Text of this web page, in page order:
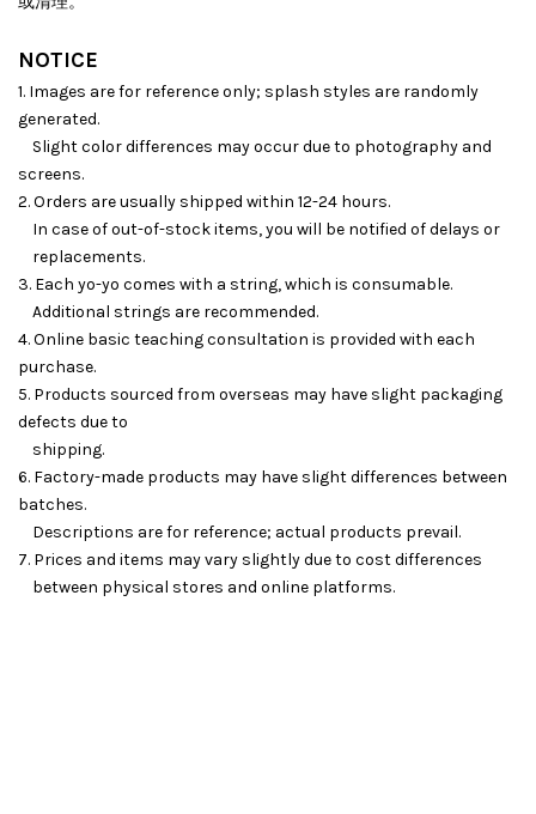
NOTICE
1. Images are for reference only; splash styles are randomly
generated.
Slight color differences may occur due to photography and
screens.
2. Orders are usually shipped within 12-24 hours.
In case of out-of-stock items, you will be notified of delays or
replacements.
3. Each yo-yo comes with a string, which is consumable.
Additional strings are recommended.
4. Online basic teaching consultation is provided with each
purchase.
5. Products sourced from overseas may have slight packaging
defects due to
shipping.
6. Factory-made products may have slight differences between
batches.
Descriptions are for reference; actual products prevail.
7. Prices and items may vary slightly due to cost differences
between physical stores and online platforms.